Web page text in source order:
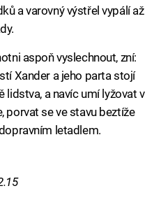
a varovný výstřel vypálí až
aspoň vyslechnout, zní:
Xander a jeho parta stojí
lidstva, a navíc umí lyžovat v
porvat se ve stavu beztíže
letadlem.